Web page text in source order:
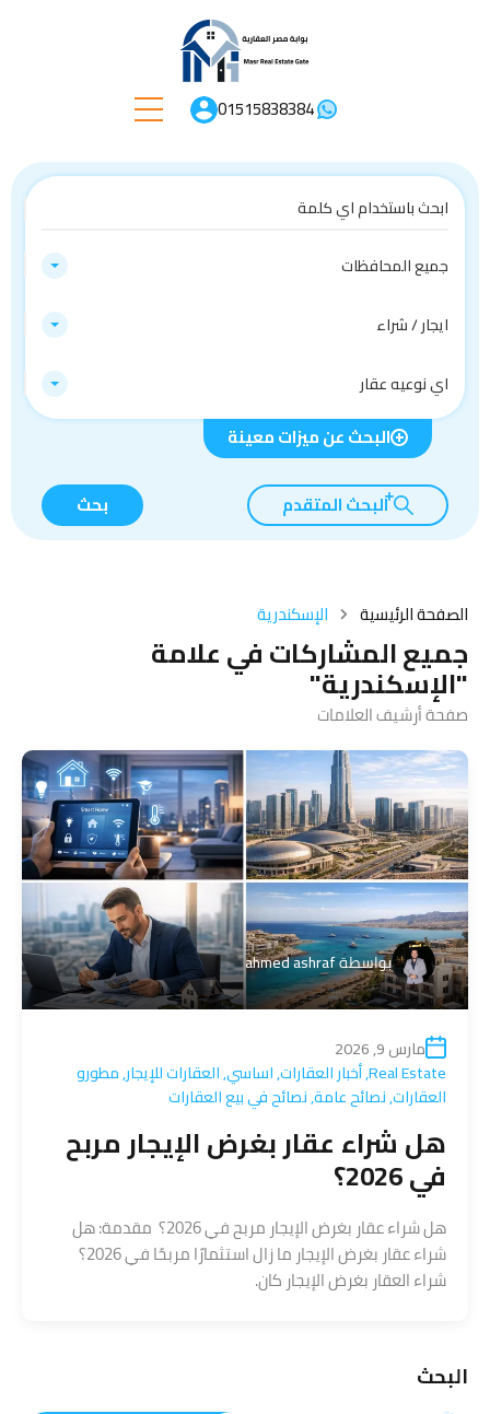
01515838384
جميع المحافظات
ايجار / شراء
اي نوعيه عقار
البحث عن ميزات معينة
البحث المتقدم بحث
الصفحة الرئيسية الإسكندرية
جميع المشاركات في علامة
"الإسكندرية"
صفحة أرشيف العلامات
بواسطةahmed ashraf
مارس 9, 2026
Real Estate
,أخبار العقارات,اساسي,العقارات للإيجار,مطورو
العقارات,نصائح عامة,نصائح في بيع العقارات
هل شراء عقار بغرض الإيجار مربح
في 2026؟
هل شراء عقار بغرض الإيجار مربح في 2026؟ مقدمة: هل
شراء عقار بغرض الإيجار ما زال استثمارًا مربحًا في 2026؟
شراء العقار بغرض الإيجار كان.
البحث